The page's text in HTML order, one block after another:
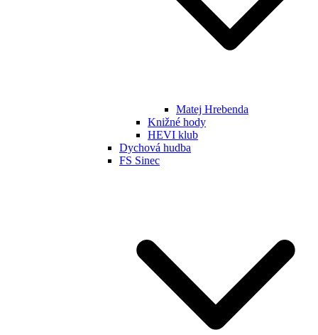
Matej Hrebenda
Knižné hody
HEVI klub
Dychová hudba
FS Sinec